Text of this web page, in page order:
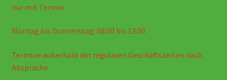
nur mit Termin
Montag bis Donnerstag: 08:00 bis 13:00
Termine außerhalb der regulären Geschäftszeiten nach
Absprache